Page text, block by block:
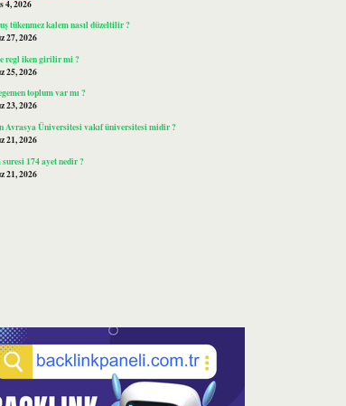
4, 2026
tükenmez kalem nasıl düzeltilir ?
27, 2026
regl iken girilir mi ?
25, 2026
toplum var mı ?
23, 2026
Avrasya Üniversitesi vakıf üniversitesi midir ?
21, 2026
174 ayet nedir ?
21, 2026